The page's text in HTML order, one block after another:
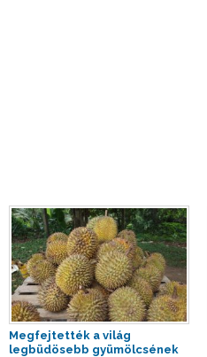
Megfejtették a világ
legbüdösebb gyümölcsének